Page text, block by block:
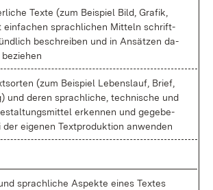
Tex­te (zum Bei­spiel Bild, Gra­fik,
ein­fa­chen sprach­li­chen Mit­teln schrift­
be­schrei­ben und in An­sät­zen da­
(zum Bei­spiel Le­bens­lauf, Brief,
und de­ren sprach­li­che, tech­ni­sche und
er­ken­nen und ge­ge­be­
der ei­ge­nen Text­pro­duk­ti­on an­wen­den
sprach­li­che As­pek­te ei­nes Tex­tes